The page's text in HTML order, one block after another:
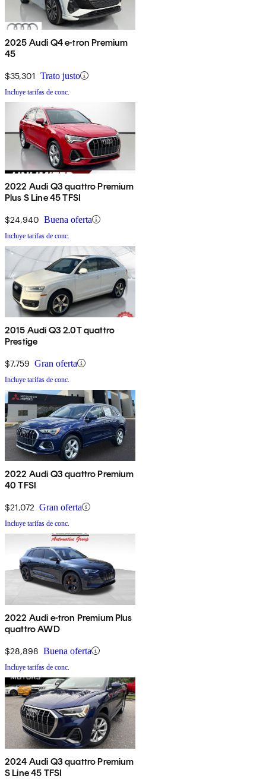
2025 Audi Q4 e-tron Premium
45
$35,301 Trato justo
Incluye tarifas de conc.
2022 Audi Q3 quattro Premium
Plus S Line 45 TFSI
$24,940 Buena oferta
Incluye tarifas de conc.
2015 Audi Q3 2.0T quattro
Prestige
$7,759 Gran oferta
Incluye tarifas de conc.
2022 Audi Q3 quattro Premium
40 TFSI
$21,072 Gran oferta
Incluye tarifas de conc.
2022 Audi e-tron Premium Plus
quattro AWD
$28,898 Buena oferta
Incluye tarifas de conc.
2024 Audi Q3 quattro Premium
S Line 45 TFSI